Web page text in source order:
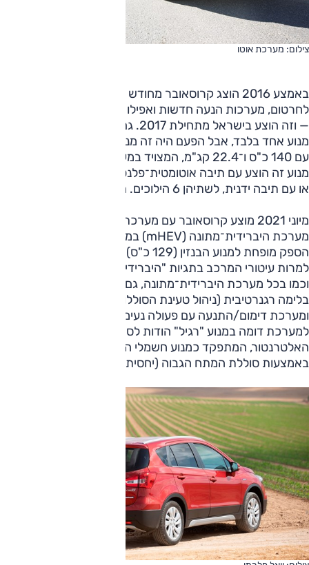
צילום: מערכת אוטו
באמצע 2016 הוצג קרוסאובר מחודש — עם עיצוב שונה
לחרטום, מערכות הנעה חדשות ואפילו מרווח גחון גדול מעט יותר
— וזה הוצע בישראל מתחילת 2017. גם הדגם המחודש הוצע
עם 140 כ"ס ו־22.4 קג"מ, המצויד במערכת דימום והתנעה.
מנוע זה הוצע עם תיבה אוטומטית־פלנטרית ("רגילה", של אייסין)
או עם תיבה ידנית, לשתיהן 6 הילוכים. ההנעה קדמית בלבד.
מיוני 2021 מוצע קרוסאובר עם מערכת הנעה משודרגת, הכוללת
למרות עיטורי המרכב בתגיות "היברידי", גרסה זו אינה היברידית,
וכמו בכל מערכת היברידית־מתונה, גם זו מציעה תכונות כמו
בלימה רגנרטיבית (ניהול טעינת הסוללות באמצעות 'דאייה')
ומערכת דימום/התנעה עם פעולה נעימה יותר בהשוואה
למערכת דומה במנוע "רגיל" הודות לסיוע קל (מאוד) של
האלטרנטור, המתפקד כמנוע חשמלי המסוגל לסובב את המנוע
באמצעות סוללת המתח הגבוה (יחסית).